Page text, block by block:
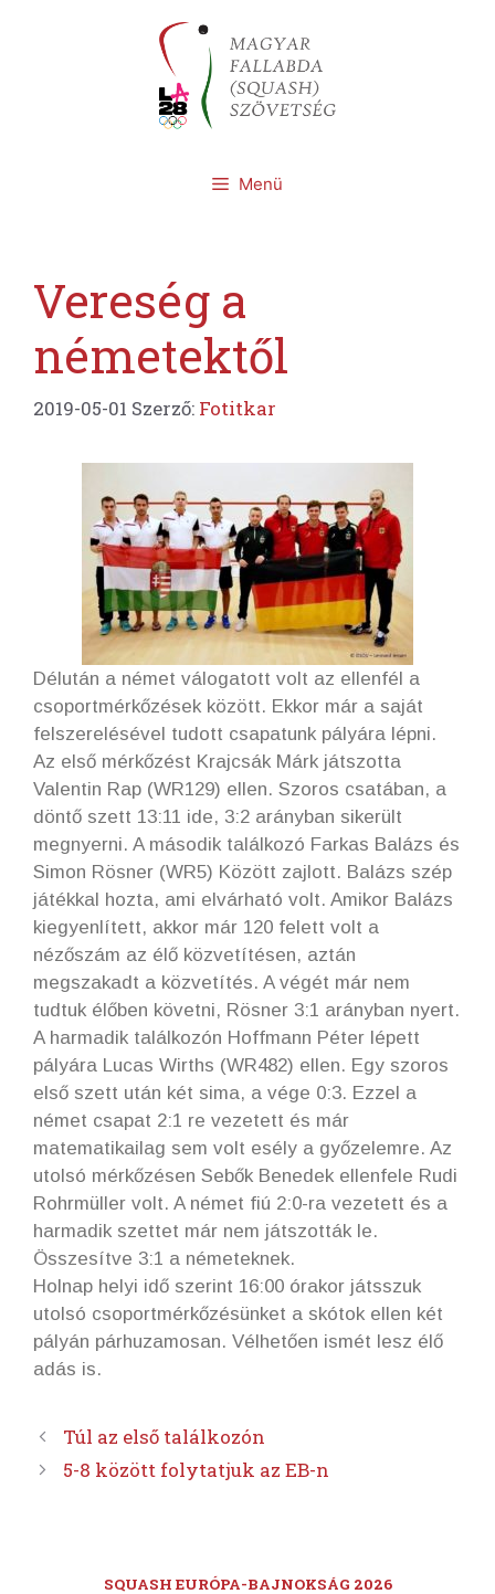
Menü
Vereség a
németektől
2019-05-01 Szerző: Fotitkar
Délután a német válogatott volt az ellenfél a
csoportmérkőzések között. Ekkor már a saját
felszerelésével tudott csapatunk pályára lépni.
Az első mérkőzést Krajcsák Márk játszotta
Valentin Rap (WR129) ellen. Szoros csatában, a
döntő szett 13:11 ide, 3:2 arányban sikerült
megnyerni. A második találkozó Farkas Balázs és
Simon Rösner (WR5) Között zajlott. Balázs szép
játékkal hozta, ami elvárható volt. Amikor Balázs
kiegyenlített, akkor már 120 felett volt a
nézőszám az élő közvetítésen, aztán
megszakadt a közvetítés. A végét már nem
tudtuk élőben követni, Rösner 3:1 arányban nyert.
A harmadik találkozón Hoffmann Péter lépett
pályára Lucas Wirths (WR482) ellen. Egy szoros
első szett után két sima, a vége 0:3. Ezzel a
német csapat 2:1 re vezetett és már
matematikailag sem volt esély a győzelemre. Az
utolsó mérkőzésen Sebők Benedek ellenfele Rudi
Rohrmüller volt. A német fiú 2:0-ra vezetett és a
harmadik szettet már nem játszották le.
Összesítve 3:1 a németeknek.
Holnap helyi idő szerint 16:00 órakor játsszuk
utolsó csoportmérkőzésünket a skótok ellen két
pályán párhuzamosan. Vélhetően ismét lesz élő
adás is.
Túl az első találkozón
5-8 között folytatjuk az EB-n
SQUASH EURÓPA-BAJNOKSÁG 2026